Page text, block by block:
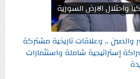
واحتلال الارض السورية
والصين .. وعلاقات تاريخية مشتركة
إستراتيجية شاملة واستثمارات